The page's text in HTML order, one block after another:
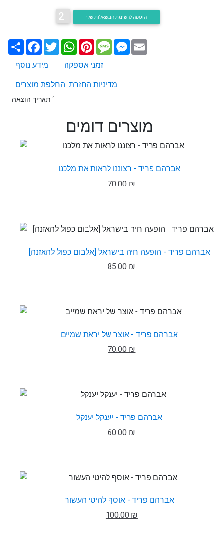
2 הוספה לרשימת המשאלות שלי
שתף Facebook
TwitterWhatsApp
PinterestMessageMessenger
מידע נוסף
זמני אספקה
מדיניות החזרת והחלפת מוצרים
תאריך הוצאה 1
מוצרים דומים
אברהם פריד - רצוננו לראות את מלכנו
70.00 ₪
אברהם פריד - הופעה חיה בישראל [אלבום כפול להאזנה]
85.00 ₪
אברהם פריד - אוצר של יראת שמיים
70.00 ₪
אברהם פריד - יענקל יענקל
60.00 ₪
אברהם פריד - אוסף להיטי העשור
100.00 ₪